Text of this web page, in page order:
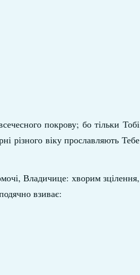
покрову; бо тільки Тобі
різного віку прославляють Тебе
Владичице: хворим зцілення,
взиває: